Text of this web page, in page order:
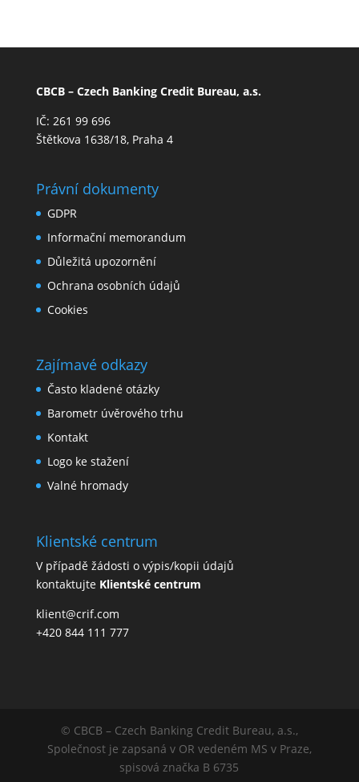
CBCB – Czech Banking Credit Bureau, a.s.
IČ: 261 99 696
Štětkova 1638/18, Praha 4
Právní dokumenty
GDPR
Informační memorandum
Důležitá upozornění
Ochrana osobních údajů
Cookies
Zajímavé odkazy
Často kladené otázky
Barometr úvěrového trhu
Kontakt
Logo ke stažení
Valné hromady
Klientské centrum
V případě žádosti o výpis/kopii údajů
kontaktujte Klientské centrum
klient@crif.com
+420 844 111 777
© CBCB – Czech Banking Credit Bureau, a.s.,
Společnost je zapsaná v OR vedeném MS v Praze,
spisová značka B 6735